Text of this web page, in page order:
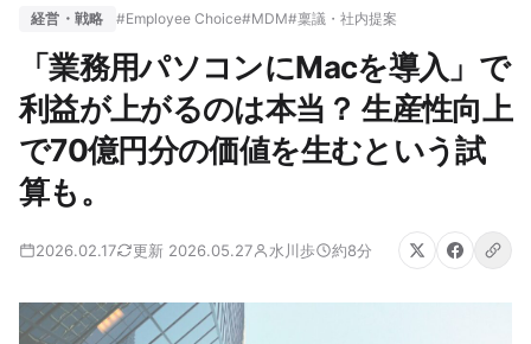
経営・戦略 #Employee Choice#MDM#稟議・社内提案
「業務用パソコンにMacを導入」で
利益が上がるのは本当？ 生産性向上
で70億円分の価値を生むという試
算も。
2026.02.17 更新 2026.05.27 水川歩 約8分